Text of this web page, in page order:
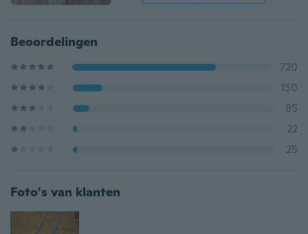
Beoordelingen
720
150
85
22
25
Foto's van klanten